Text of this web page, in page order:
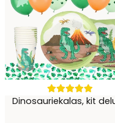
Dinosauriekalas, kit